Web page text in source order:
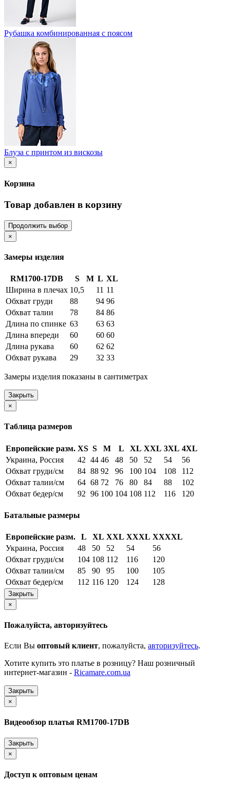
Рубашка комбинированная с поясом
Блуза с принтом из вискозы
×
Корзина
Товар добавлен в корзину
Продолжить выбор
×
Замеры изделия
RM1700-17DB S M L XL
Ширина в плечах 10,5 11 11
Обхват груди
88 94 96
Обхват талии
78 84 86
Длина по спинке 63 63 63
Длина впереди
60 60 60
Длина рукава
60 62 62
Обхват рукава
29 32 33
Замеры изделия показаны в сантиметрах
Закрыть
×
Таблица размеров
Европейские разм. XS S M L XL XXL 3XL 4XL
Украина, Россия
42 44 46 48 50 52 54
56
Обхват груди/см
84 88 92 96 100 104 108
112
Обхват талии/см
64 68 72 76 80 84 88
102
Обхват бедер/см
92 96 100 104 108 112 116 120
Батальные размеры
Европейские разм. L XL XXL XXXL XXXXL
Украина, Россия
48 50 52 54
56
Обхват груди/см
104 108 112 116
120
Обхват талии/см
85 90 95 100
105
Обхват бедер/см
112 116 120 124 128
Закрыть
×
Пожалуйста, авторизуйтесь
Если Вы оптовый клиент, пожалуйста, авторизуйтесь.
Хотите купить это платье в розницу? Наш розничный
интернет-магазин - Ricamare.com.ua
Закрыть
×
Видеообзор платья RM1700-17DB
Закрыть
×
Доступ к оптовым ценам